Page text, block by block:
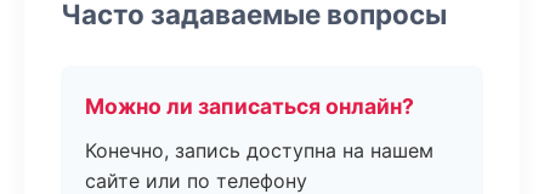
Часто задаваемые вопросы
Можно ли записаться онлайн?
Конечно, запись доступна на нашем
сайте или по телефону